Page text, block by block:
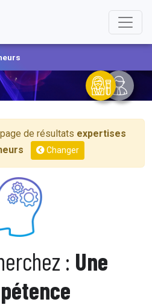
de résultats expertises
Changer
: Une